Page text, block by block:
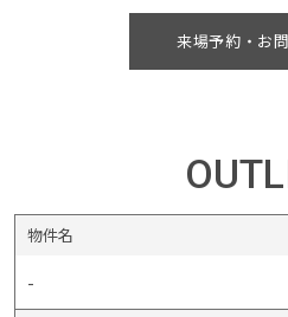
来場予約・お
物件名
-